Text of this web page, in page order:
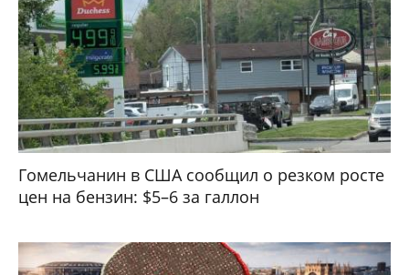
Гомельчанин в США сообщил о резком росте
цен на бензин: $5–6 за галлон